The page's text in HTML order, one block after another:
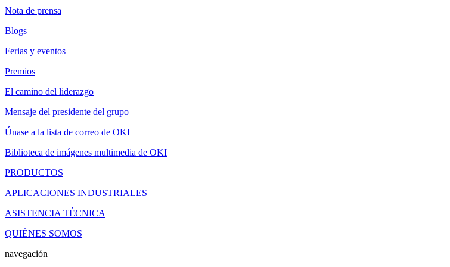
Nota de prensa
Blogs
Ferias y eventos
Premios
El camino del liderazgo
Mensaje del presidente del grupo
Únase a la lista de correo de OKI
Biblioteca de imágenes multimedia de OKI
PRODUCTOS
APLICACIONES INDUSTRIALES
ASISTENCIA TÉCNICA
QUIÉNES SOMOS
navegación